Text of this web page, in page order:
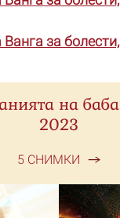
Ванга за
на
2023
5 СНИМКИ